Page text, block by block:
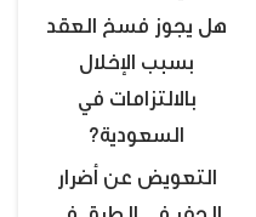
هل يجوز فسخ العقد
بسبب الإخلال
بالالتزامات في
السعودية؟
التعويض عن أضرار